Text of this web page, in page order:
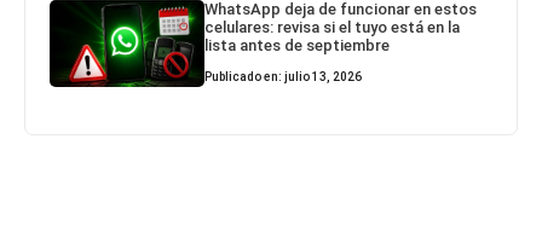
WhatsApp deja de funcionar en estos
celulares: revisa si el tuyo está en la
lista antes de septiembre
Publicado en: julio 13, 2026